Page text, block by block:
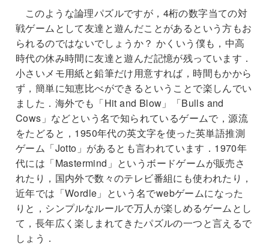
このような論理パズルですが，4桁の数字当ての対
戦ゲームとして友達と遊んだことがあるという方もお
られるのではないでしょうか？ かくいう僕も，中高
時代の休み時間に友達と遊んだ記憶が残っています．
小さいメモ用紙と鉛筆だけ用意すれば，時間もかから
ず，簡単に知恵比べができるということで楽しんでい
ました．海外でも「Hit and Blow」「Bulls and
Cows」などという名で知られているゲームで，源流
をたどると，1950年代の英文字を使った英単語推測
ゲーム「Jotto」があるとも言われています．1970年
代には「Mastermind」というボードゲームが販売さ
れたり，国内外で数々のテレビ番組にも使われたり，
近年では「Wordle」という名でwebゲームになった
りと，シンプルなルールで万人が楽しめるゲームとし
て，長年広く楽しまれてきたパズルの一つと言えるで
しょう．